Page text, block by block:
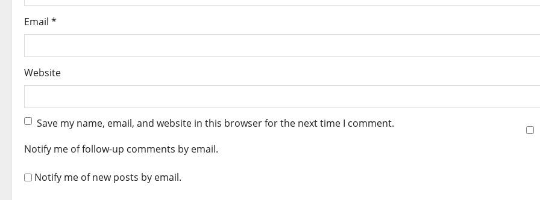
Email *
Website
Save my name, email, and website in this browser for the next time I comment.
Notify me of follow-up comments by email.
Notify me of new posts by email.